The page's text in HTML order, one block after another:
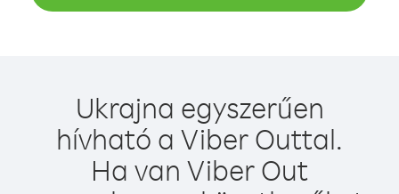
Ukrajna egyszerűen
hívható a Viber Outtal.
Ha van Viber Out